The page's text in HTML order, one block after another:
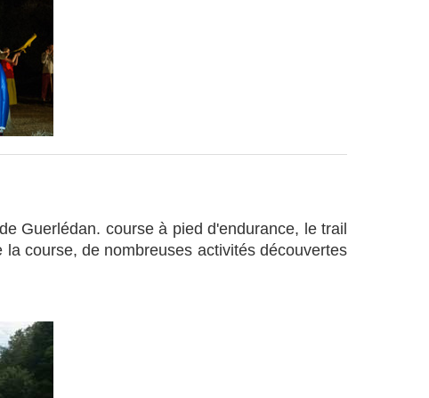
Guerlédan. course à pied d'endurance, le trail
course, de nombreuses activités découvertes